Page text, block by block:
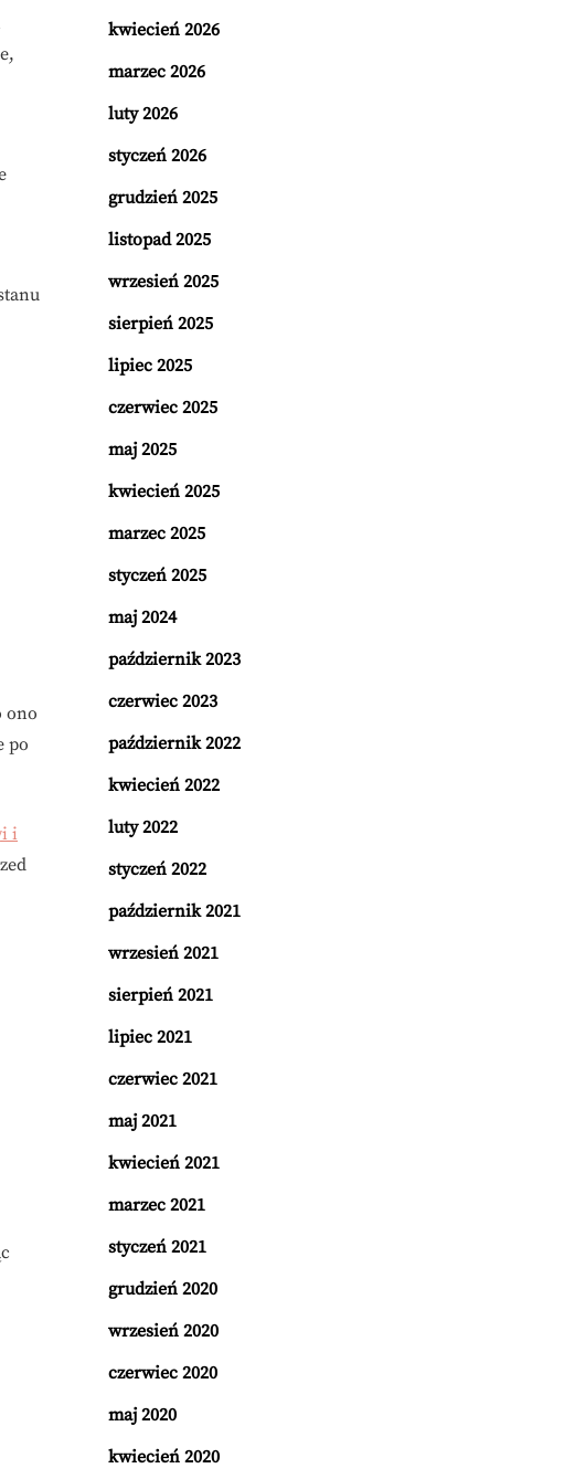
ono
po
i
kwiecień 2026
marzec 2026
luty 2026
styczeń 2026
grudzień 2025
listopad 2025
wrzesień 2025
sierpień 2025
lipiec 2025
czerwiec 2025
maj 2025
kwiecień 2025
marzec 2025
styczeń 2025
maj 2024
październik 2023
czerwiec 2023
październik 2022
kwiecień 2022
luty 2022
styczeń 2022
październik 2021
wrzesień 2021
sierpień 2021
lipiec 2021
czerwiec 2021
maj 2021
kwiecień 2021
marzec 2021
styczeń 2021
grudzień 2020
wrzesień 2020
czerwiec 2020
maj 2020
kwiecień 2020